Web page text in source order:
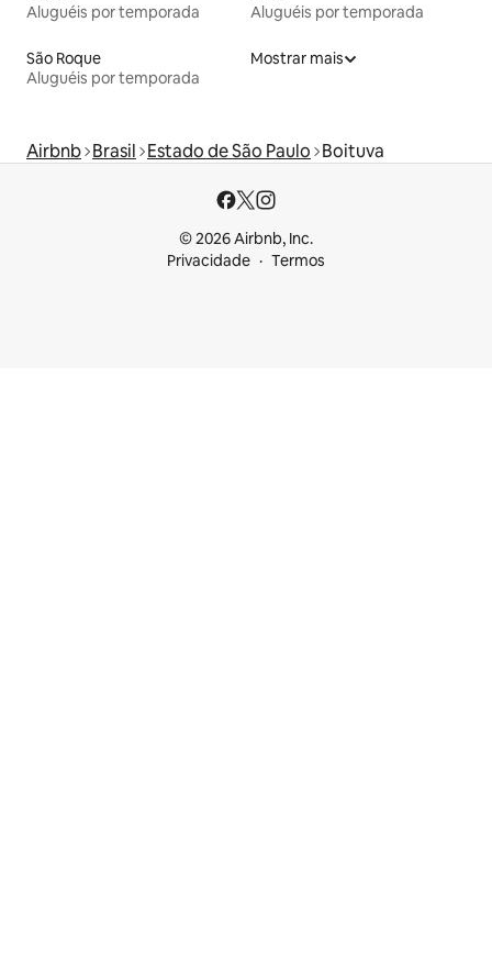
Aluguéis por temporada
Aluguéis por temporada
São Roque
Aluguéis por temporada
Mostrar mais
Airbnb Brasil Estado de São Paulo Boituva
© 2026 Airbnb, Inc.
Privacidade
Termos